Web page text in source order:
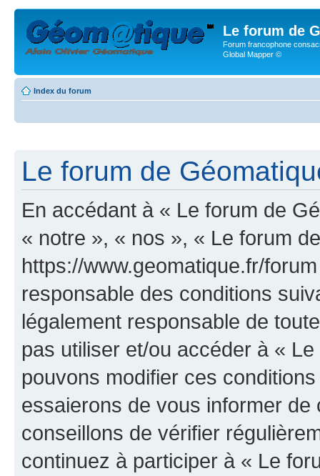
Le forum de
Forum francophone
Global Mapper ©
Index du forum
Le forum de
En accédant à « Le forum de
« notre », « nos », « Le forum
https://www.geomatique.fr/
responsable des conditions
légalement responsable de
pas utiliser et/ou accéder à «
pouvons modifier ces
essaierons de vous informer
conseillons de vérifier
continuez à participer à « Le